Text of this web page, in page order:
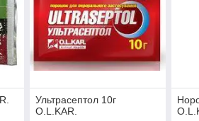
Ультрасептол 10г
O.L.KAR.